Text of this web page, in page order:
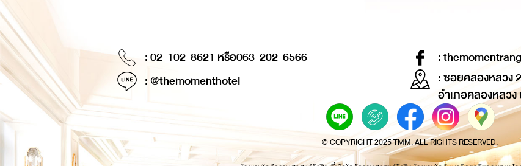
: 02-102-8621 หรือ063-202-6566
: @themomenthotel
:
: ซอยคลองหลวง
อำเภอคลองหลว
© COPYRIGHT 2025 TMM. ALL RIGHTS RESERVED.